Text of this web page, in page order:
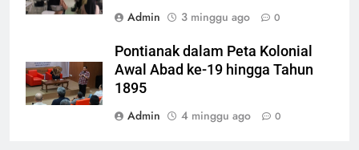
Admin
3 minggu ago 0
Pontianak dalam Peta Kolonial
Awal Abad ke-19 hingga Tahun
1895
Admin
4 minggu ago 0